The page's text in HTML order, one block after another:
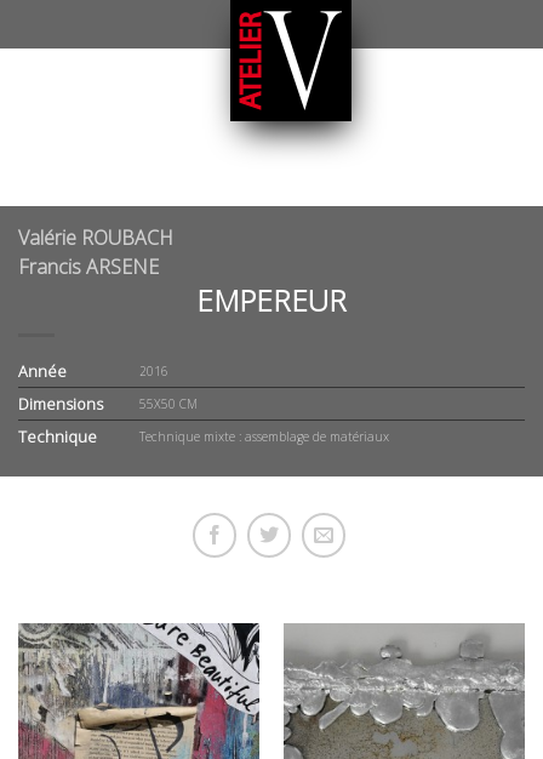
Valérie ROUBACH
Francis ARSENE
EMPEREUR
Année 2016
Dimensions 55X50 CM
Technique Technique mixte : assemblage de matériaux